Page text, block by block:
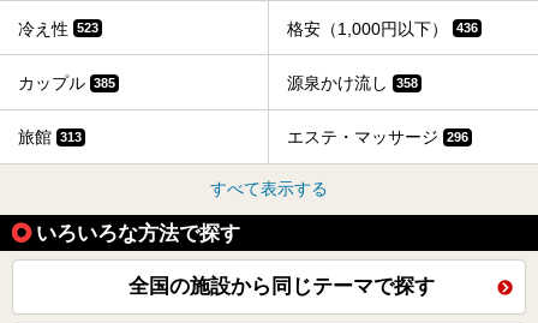
冷え性 523 格安（1,000円以下） 436
カップル 385 源泉かけ流し 358
旅館 313 エステ・マッサージ 296
すべて表示する
いろいろな方法で探す
全国の施設から同じテーマで探す